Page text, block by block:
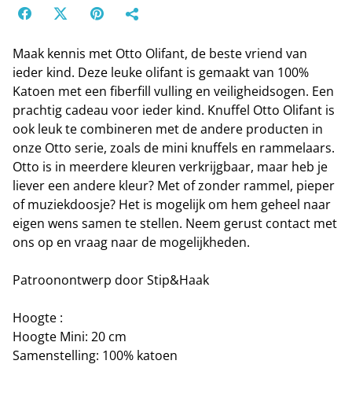
Maak kennis met Otto Olifant, de beste vriend van
ieder kind. Deze leuke olifant is gemaakt van 100%
Katoen met een fiberfill vulling en veiligheidsogen. Een
prachtig cadeau voor ieder kind. Knuffel Otto Olifant is
ook leuk te combineren met de andere producten in
onze Otto serie, zoals de mini knuffels en rammelaars.
Otto is in meerdere kleuren verkrijgbaar, maar heb je
liever een andere kleur? Met of zonder rammel, pieper
of muziekdoosje? Het is mogelijk om hem geheel naar
eigen wens samen te stellen. Neem gerust contact met
ons op en vraag naar de mogelijkheden.
Patroonontwerp door Stip&Haak
Hoogte :
Hoogte Mini: 20 cm
Samenstelling: 100% katoen